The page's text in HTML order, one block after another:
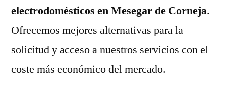
electrodomésticos en Mesegar de Corneja.
Ofrecemos mejores alternativas para la
solicitud y acceso a nuestros servicios con el
coste más económico del mercado.